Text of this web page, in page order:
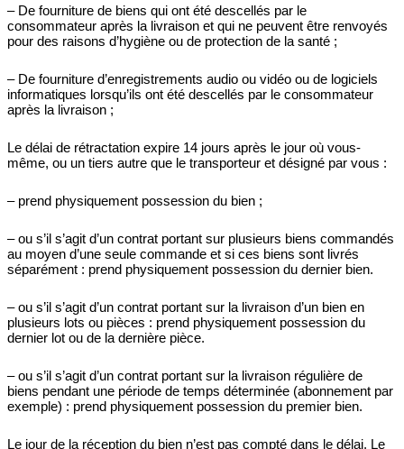
– De fourniture de biens qui ont été descellés par le
consommateur après la livraison et qui ne peuvent être renvoyés
pour des raisons d’hygiène ou de protection de la santé ;
– De fourniture d’enregistrements audio ou vidéo ou de logiciels
informatiques lorsqu’ils ont été descellés par le consommateur
après la livraison ;
Le délai de rétractation expire 14 jours après le jour où vous-
même, ou un tiers autre que le transporteur et désigné par vous :
– prend physiquement possession du bien ;
– ou s’il s’agit d’un contrat portant sur plusieurs biens commandés
au moyen d’une seule commande et si ces biens sont livrés
séparément : prend physiquement possession du dernier bien.
– ou s’il s’agit d’un contrat portant sur la livraison d’un bien en
plusieurs lots ou pièces : prend physiquement possession du
dernier lot ou de la dernière pièce.
– ou s’il s’agit d’un contrat portant sur la livraison régulière de
biens pendant une période de temps déterminée (abonnement par
exemple) : prend physiquement possession du premier bien.
Le jour de la réception du bien n’est pas compté dans le délai. Le